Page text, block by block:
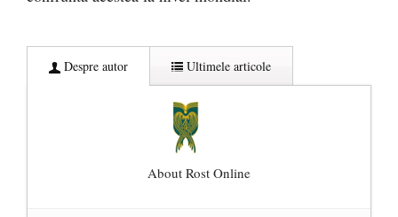
Despre autor Ultimele articole
About Rost Online